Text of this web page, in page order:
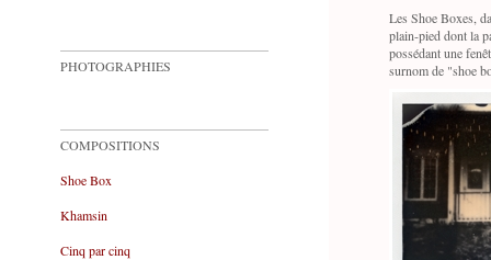
PHOTOGRAPHIES
COMPOSITIONS
Shoe Box
Khamsin
Cinq par cinq
Les Shoe Boxes,
plain-pied dont la
possédant une
surnom de "shoe